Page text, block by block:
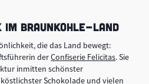
IM BRAUNKOHLE-LAND
die das Land bewegt:
derConfiserie Felicitas. Sie
inmitten schönster
Schokolade und vielen